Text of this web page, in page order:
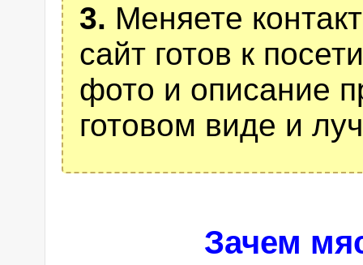
3. Меняете
сайт готов к
фото и описание
готовом виде и
Зачем